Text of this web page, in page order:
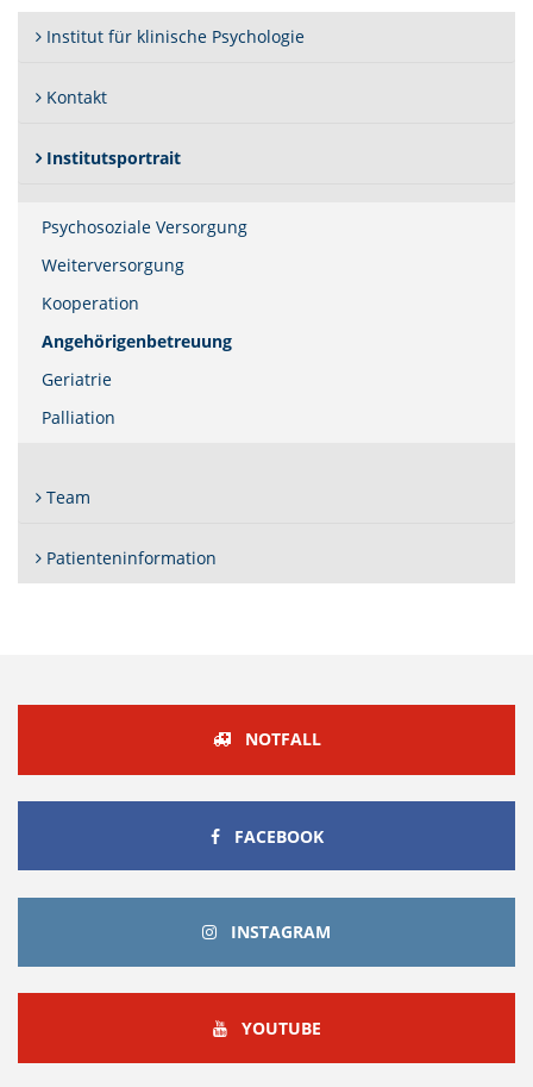
Institut für klinische Psychologie
Kontakt
Institutsportrait
Psychosoziale Versorgung
Weiterversorgung
Kooperation
Angehörigenbetreuung(Standort)
Geriatrie
Palliation
Team
Patienteninformation
NOTFALL
FACEBOOKFACEBOOK
INSTAGRAM
YOUTUBEYOUTUBE